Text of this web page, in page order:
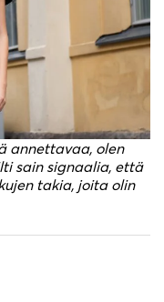
annettavaa, olen
sain signaalia, että
takia, joita olin